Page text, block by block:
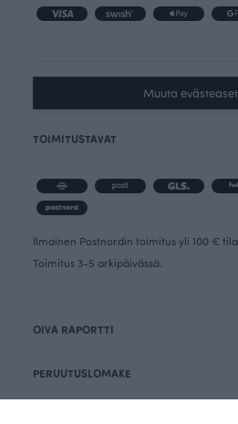
Muuta
TOIMITUSTAVAT
Ilmainen Postnordin toimitus yli 100 €
Toimitus 3-5 arkipäivässä.
OIVA RAPORTTI
PERUUTUSLOMAKE